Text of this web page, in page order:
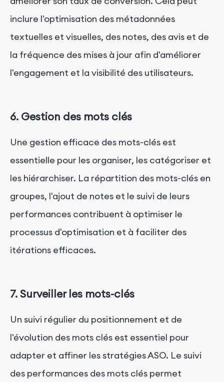
inclure l'optimisation des métadonnées
textuelles et visuelles, des notes, des avis et de
la fréquence des mises à jour afin d'améliorer
l'engagement et la visibilité des utilisateurs.
6. Gestion des mots clés
Une gestion efficace des mots-clés est
essentielle pour les organiser, les catégoriser et
les hiérarchiser. La répartition des mots-clés en
groupes, l'ajout de notes et le suivi de leurs
performances contribuent à optimiser le
processus d'optimisation et à faciliter des
itérations efficaces.
7. Surveiller les mots-clés
Un suivi régulier du positionnement et de
l'évolution des mots clés est essentiel pour
adapter et affiner les stratégies ASO. Le suivi
des performances des mots clés permet